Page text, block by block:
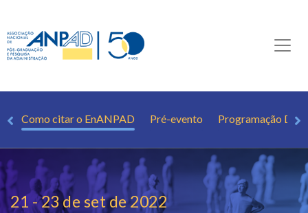
Como citar o EnANPAD Pré-evento Programação
21 - 23 de set de 2022